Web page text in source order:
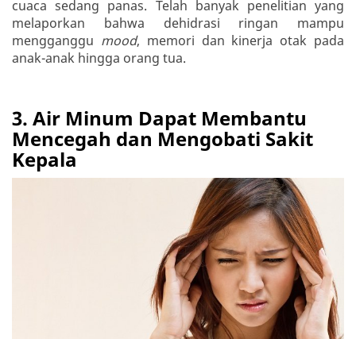
cuaca sedang panas. Telah banyak penelitian yang
melaporkan bahwa dehidrasi ringan mampu
mengganggu mood, memori dan kinerja otak pada
anak-anak hingga orang tua.
3. Air Minum Dapat Membantu
Mencegah dan Mengobati Sakit
Kepala